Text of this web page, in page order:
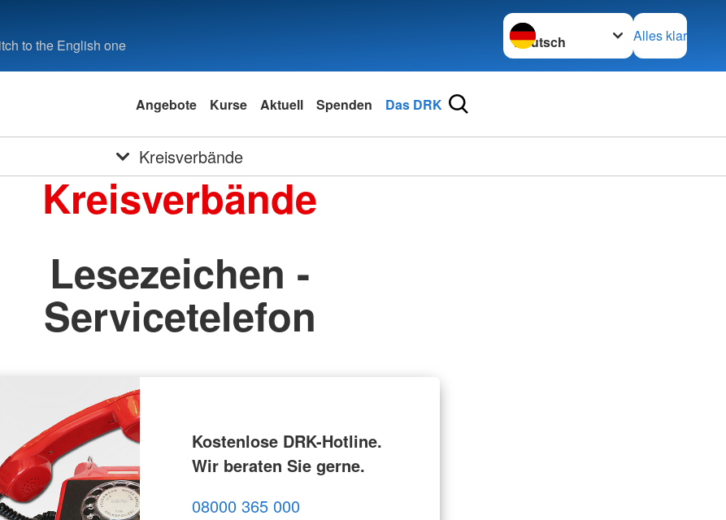
to the English one
Sprache wechseln zu
Alles klar
Angebote Kurse Aktuell Spenden Das DRK
Kreisverbände
Kreisverbände
Lesezeichen -
Servicetelefon
Kostenlose DRK-Hotline.
Wir beraten Sie gerne.
08000 365 000